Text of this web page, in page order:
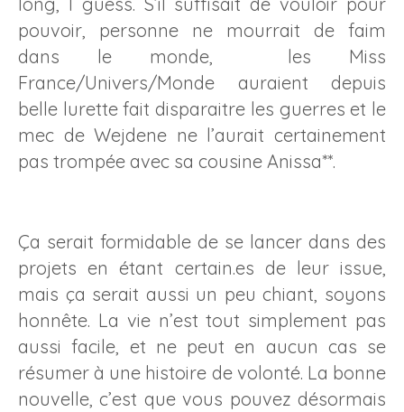
pouvoir, personne ne mourrait de faim
dans le monde, les Miss
France/Univers/Monde auraient depuis
belle lurette fait disparaitre les guerres et le
mec de Wejdene ne l’aurait certainement
pas trompée avec sa cousine Anissa**.
Ça serait formidable de se lancer dans des
projets en étant certain.es de leur issue,
mais ça serait aussi un peu chiant, soyons
honnête. La vie n’est tout simplement pas
aussi facile, et ne peut en aucun cas se
résumer à une histoire de volonté. La bonne
nouvelle, c’est que vous pouvez désormais